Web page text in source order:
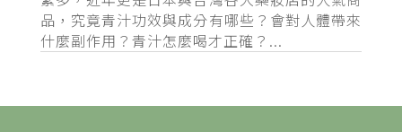
品，究竟青汁功效與成分有哪些？會對人體帶來
什麼副作用？青汁怎麼喝才正確？...